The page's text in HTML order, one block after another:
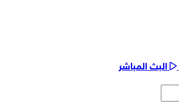
البث المباشر